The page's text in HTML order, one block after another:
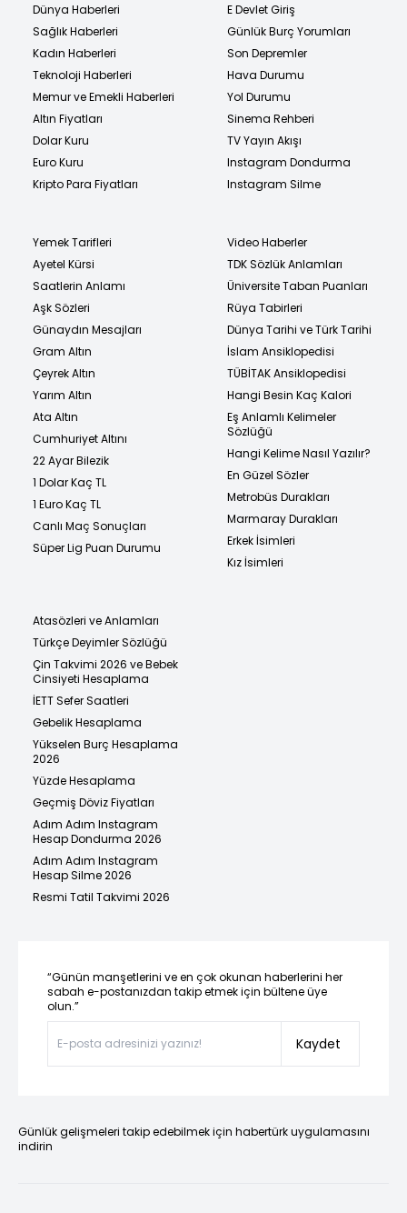
Dünya Haberleri
Sağlık Haberleri
Kadın Haberleri
Teknoloji Haberleri
Memur ve Emekli Haberleri
Altın Fiyatları
Dolar Kuru
Euro Kuru
Kripto Para Fiyatları
E Devlet Giriş
Günlük Burç Yorumları
Son Depremler
Hava Durumu
Yol Durumu
Sinema Rehberi
TV Yayın Akışı
Instagram Dondurma
Instagram Silme
Yemek Tarifleri
Ayetel Kürsi
Saatlerin Anlamı
Aşk Sözleri
Günaydın Mesajları
Gram Altın
Çeyrek Altın
Yarım Altın
Ata Altın
Cumhuriyet Altını
22 Ayar Bilezik
1 Dolar Kaç TL
1 Euro Kaç TL
Canlı Maç Sonuçları
Süper Lig Puan Durumu
Video Haberler
TDK Sözlük Anlamları
Üniversite Taban Puanları
Rüya Tabirleri
Dünya Tarihi ve Türk Tarihi
İslam Ansiklopedisi
TÜBİTAK Ansiklopedisi
Hangi Besin Kaç Kalori
Eş Anlamlı Kelimeler
Sözlüğü
Hangi Kelime Nasıl Yazılır?
En Güzel Sözler
Metrobüs Durakları
Marmaray Durakları
Erkek İsimleri
Kız İsimleri
Atasözleri ve Anlamları
Türkçe Deyimler Sözlüğü
Çin Takvimi 2026 ve Bebek
Cinsiyeti Hesaplama
İETT Sefer Saatleri
Gebelik Hesaplama
Yükselen Burç Hesaplama
2026
Yüzde Hesaplama
Geçmiş Döviz Fiyatları
Adım Adım Instagram
Hesap Dondurma 2026
Adım Adım Instagram
Hesap Silme 2026
Resmi Tatil Takvimi 2026
“Günün manşetlerini ve en çok okunan haberlerini her
sabah e-postanızdan takip etmek için bültene üye
olun.”
Kaydet
Günlük gelişmeleri takip edebilmek için habertürk uygulamasını
indirin